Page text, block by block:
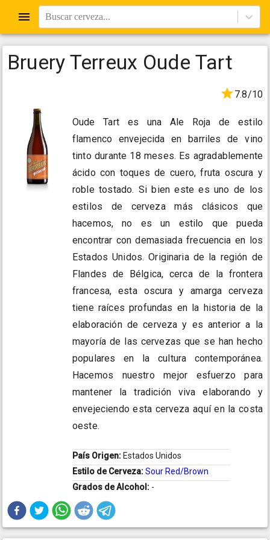
Buscar cerveza...
Bruery Terreux Oude Tart
7.8/10
Oude Tart es una Ale Roja de estilo
flamenco envejecida en barriles de vino
tinto durante 18 meses. Es agradablemente
ácido con toques de cuero, fruta oscura y
roble tostado. Si bien este es uno de los
estilos de cerveza más clásicos que
hacemos, no es un estilo que pueda
encontrar con demasiada frecuencia en los
Estados Unidos. Originaria de la región de
Flandes de Bélgica, cerca de la frontera
francesa, esta oscura y amarga cerveza
tiene raíces profundas en la historia de la
elaboración de cerveza y es anterior a la
mayoría de las cervezas que se han hecho
populares en la cultura contemporánea.
Hacemos nuestro mejor esfuerzo para
mantener la tradición viva elaborando y
envejeciendo esta cerveza aquí en la costa
oeste.
País Origen: Estados Unidos
Estilo de Cerveza:Sour Red/Brown
Grados de Alcohol: -